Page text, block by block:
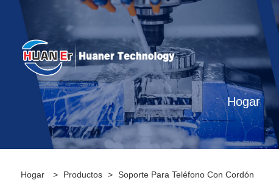
Hogar
Hogar > Productos > Soporte Para Teléfono Con Cordón